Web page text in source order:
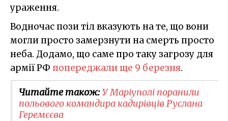
ураження.
Водночас пози тіл вказують на те, що вони
могли просто замерзнути на смерть просто
неба. Додамо, що саме про таку загрозу для
армії РФ попереджали ще 9 березня.
Читайте також:У Маріуполі поранили
польового командира кадирівців Руслана
Геремєєва